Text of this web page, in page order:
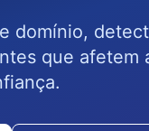
domínio,
que afetem